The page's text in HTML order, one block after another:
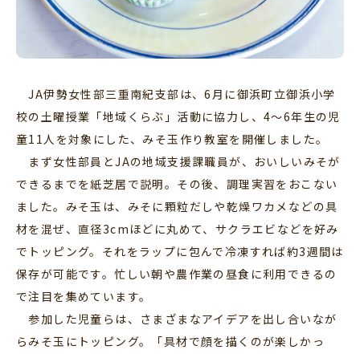
JA伊勢女性部三重南紀支部は、6月に御浜町立御浜小学
校の土曜授業「地域くらぶ」活動に協力し、4～6年生の児
童11人を対象にした、みそ玉作り教室を開催しました。
まず女性部員とJAの地域支援課職員が、おいしいみそが
できるまでを紙芝居で説明。その後、調理実習をおこない
ました。みそ玉は、みそに顆粒だしや乾燥ワカメなどの具
材を混ぜ、直径3cmほどに丸めて、サクラエビなどを好み
でトッピング。それをラップに包んで冷凍すれば約3週間は
保存が可能です。忙しい朝や農作業の昼食に利用できるの
で注目を集めています。
参加した児童らは、さまざまなアイデアを出し合いなが
らみそ玉にトッピング。「具材で顔を描くのが楽しかっ